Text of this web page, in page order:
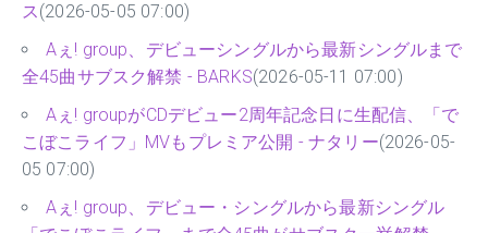
ス(2026-05-05 07:00)
Aぇ! group、デビューシングルから最新シングルまで
全45曲サブスク解禁 - BARKS(2026-05-11 07:00)
Aぇ! groupがCDデビュー2周年記念日に生配信、「で
こぼこライフ」MVもプレミア公開 - ナタリー(2026-05-
05 07:00)
Aぇ! group、デビュー・シングルから最新シングル